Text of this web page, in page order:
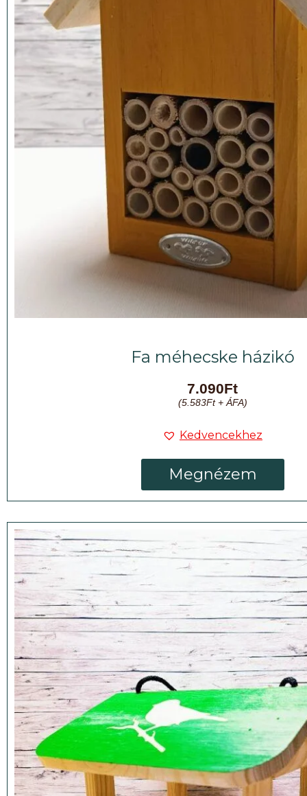
Fa méhecske házikó
7.090Ft
(5.583Ft+ ÁFA)
Kedvencekhez
Megnézem